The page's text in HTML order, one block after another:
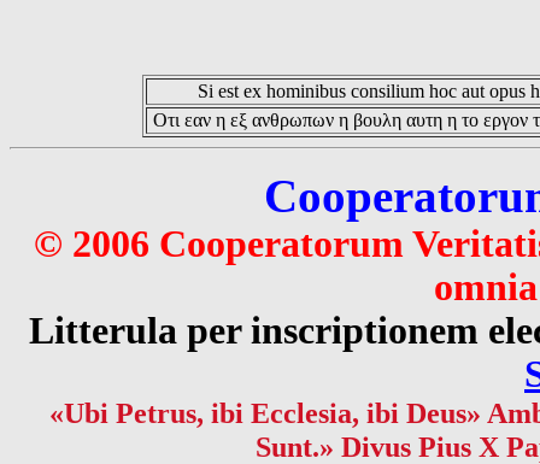
Si est ex hominibus consilium hoc aut opus
Οτι εαν η εξ ανθρωπων η βουλη αυτη η το εργον
© 2006 Cooperatorum
Litterula per inscriptionem
«Ubi Petrus, ibi Ecclesia, ibi Deus»
Sunt.» Divus Pius X